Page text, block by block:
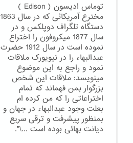
توماس ادیسون ( Edison )
مخترع آمریکائی که در سال 1863
دستگاه تلگراف دوپلکس و در
سال 1877 میکروفون را اختراع
نموده است در سال 1912 حضرت
عبدالبهاء را در نیویورک ملاقات
نمود و راجع به این موضوع
مینویسد: ملاقات این شخص
بزرگوار بمن فهماند که تمام
اختراعاتی را که من کرده ام
بعلت وجود عبدالبهاء در جهان و
بمنظور پیشرفت و ترقی سریع
دیانت بهائی بوده است ...\".